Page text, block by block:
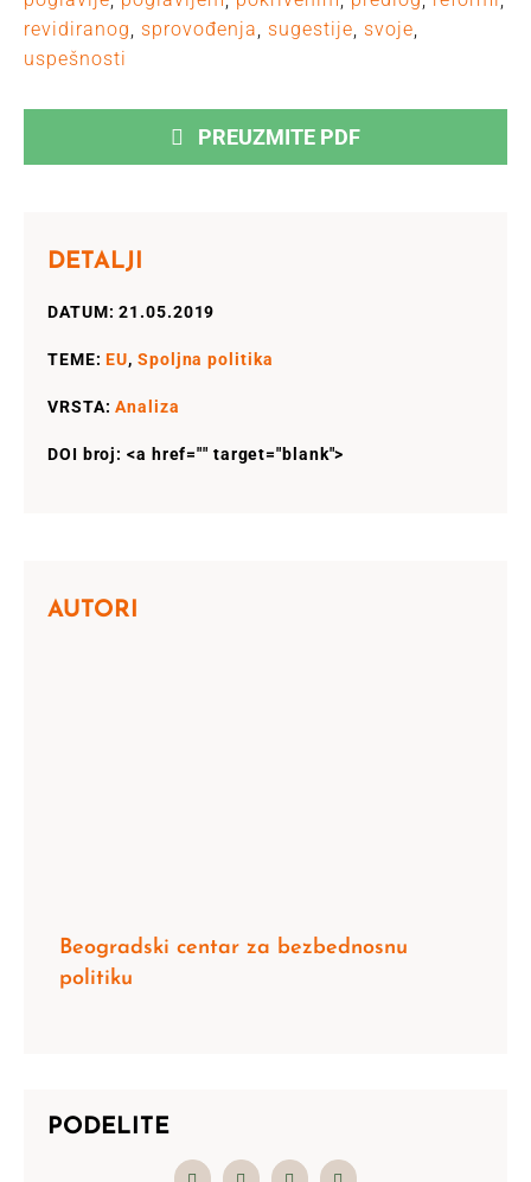
revidiranog, sprovođenja, sugestije, svoje,
uspešnosti
PREUZMITE PDF
DETALJI
DATUM: 21.05.2019
TEME:EU,Spoljna politika
VRSTA:Analiza
DOI broj: <a href="" target="blank">
AUTORI
Beogradski centar za bezbednosnu
politiku
PODELITE